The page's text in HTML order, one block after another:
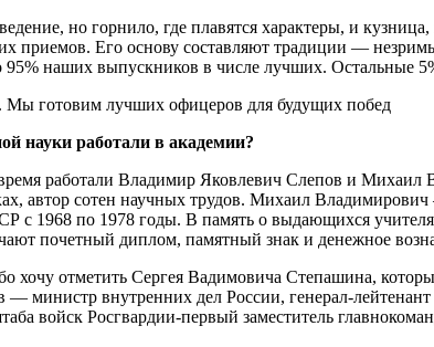
но горнило, где плавятся характеры, и
приемов. Его основу составляют традиции —
наших выпускников в числе лучших. Остальные
науки работали в академии?
время работали Владимир Яковлевич Слепов и
автор сотен научных трудов. Михаил
с 1968 по 1978 годы. В память о выдающихся
почетный диплом, памятный знак и денежное
отметить Сергея Вадимовича Степашина,
министр внутренних дел России, генерал-
войск Росгвардии-первый заместитель